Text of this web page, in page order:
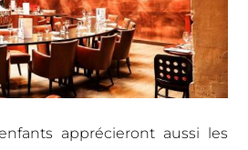
apprécieront aussi les